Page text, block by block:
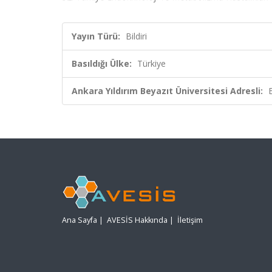
Yayın Türü: Bildiri
Basıldığı Ülke: Türkiye
Ankara Yıldırım Beyazıt Üniversitesi Adresli:
Ana Sayfa | AVESİS Hakkında | İletişim